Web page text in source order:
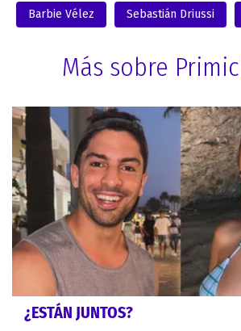
Barbie Vélez Sebastián Driussi
Más sobre
¿ESTÁN JUNTOS?